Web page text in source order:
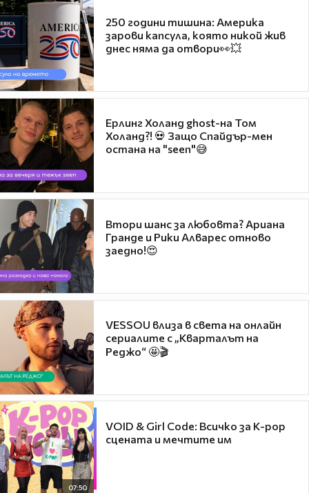
250 години тишина: Америка
зарови капсула, която никой жив
днес няма да отвори👀💥
Ерлинг Холанд ghost-на Том
Холанд?! 💀 Защо Спайдър-мен
остана на "seen"😅
Втори шанс за любовта? Ариана
Гранде и Рики Алварес отново
заедно!😍
VESSOU влиза в света на онлайн
сериалите с „Кварталът на
Реджо“ 🤩🎬
07:50
VOID & Girl Code: Всичко за K-pop
сцената и мечтите им